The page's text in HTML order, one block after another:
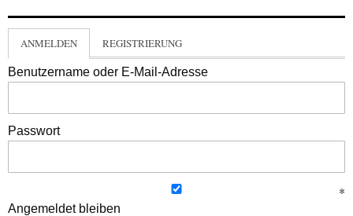
ANMELDEN REGISTRIERUNG
Benutzername oder E-Mail-Adresse
Passwort
Angemeldet bleiben